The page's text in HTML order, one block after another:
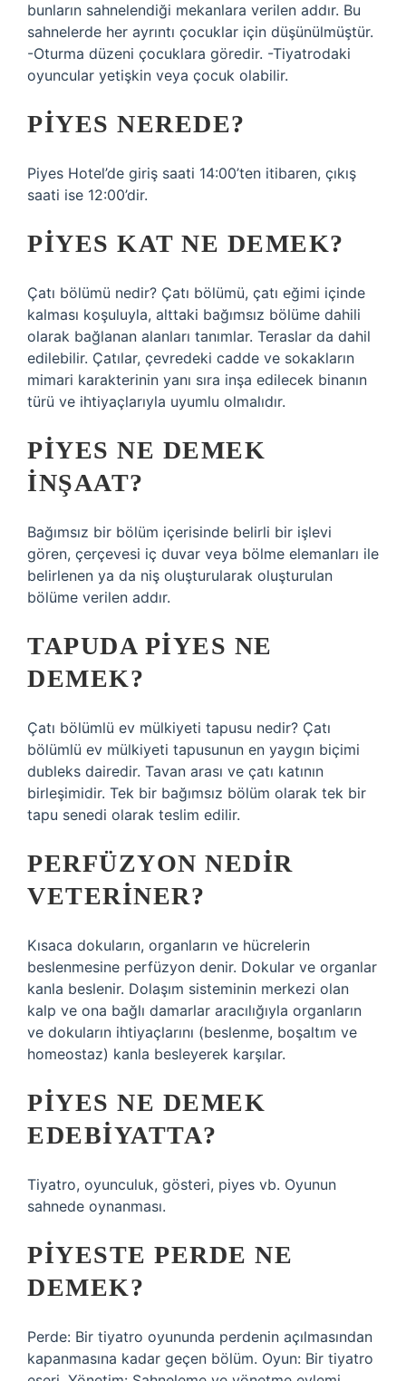
bunların sahnelendiği mekanlara verilen addır. Bu
sahnelerde her ayrıntı çocuklar için düşünülmüştür.
-Oturma düzeni çocuklara göredir. -Tiyatrodaki
oyuncular yetişkin veya çocuk olabilir.
PIYES NEREDE?
Piyes Hotel’de giriş saati 14:00’ten itibaren, çıkış
saati ise 12:00’dir.
PIYES KAT NE DEMEK?
Çatı bölümü nedir? Çatı bölümü, çatı eğimi içinde
kalması koşuluyla, alttaki bağımsız bölüme dahili
olarak bağlanan alanları tanımlar. Teraslar da dahil
edilebilir. Çatılar, çevredeki cadde ve sokakların
mimari karakterinin yanı sıra inşa edilecek binanın
türü ve ihtiyaçlarıyla uyumlu olmalıdır.
PIYES NE DEMEK
INŞAAT?
Bağımsız bir bölüm içerisinde belirli bir işlevi
gören, çerçevesi iç duvar veya bölme elemanları ile
belirlenen ya da niş oluşturularak oluşturulan
bölüme verilen addır.
TAPUDA PIYES NE
DEMEK?
Çatı bölümlü ev mülkiyeti tapusu nedir? Çatı
bölümlü ev mülkiyeti tapusunun en yaygın biçimi
dubleks dairedir. Tavan arası ve çatı katının
birleşimidir. Tek bir bağımsız bölüm olarak tek bir
tapu senedi olarak teslim edilir.
PERFÜZYON NEDIR
VETERINER?
Kısaca dokuların, organların ve hücrelerin
beslenmesine perfüzyon denir. Dokular ve organlar
kanla beslenir. Dolaşım sisteminin merkezi olan
kalp ve ona bağlı damarlar aracılığıyla organların
ve dokuların ihtiyaçlarını (beslenme, boşaltım ve
homeostaz) kanla besleyerek karşılar.
PIYES NE DEMEK
EDEBIYATTA?
Tiyatro, oyunculuk, gösteri, piyes vb. Oyunun
sahnede oynanması.
PIYESTE PERDE NE
DEMEK?
Perde: Bir tiyatro oyununda perdenin açılmasından
kapanmasına kadar geçen bölüm. Oyun: Bir tiyatro